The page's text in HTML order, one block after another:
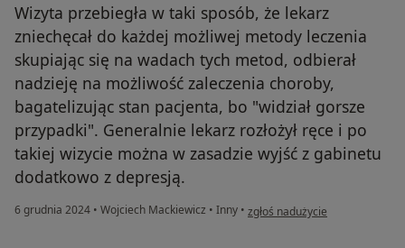
Wizyta przebiegła w taki sposób, że lekarz
zniechęcał do każdej możliwej metody leczenia
skupiając się na wadach tych metod, odbierał
nadzieję na możliwość zaleczenia choroby,
bagatelizując stan pacjenta, bo "widział gorsze
przypadki". Generalnie lekarz rozłożył ręce i po
takiej wizycie można w zasadzie wyjść z gabinetu
dodatkowo z depresją.
6 grudnia 2024 • Wojciech Mackiewicz • Inny • w opinii użytkownika SK
zgłoś nadużycie